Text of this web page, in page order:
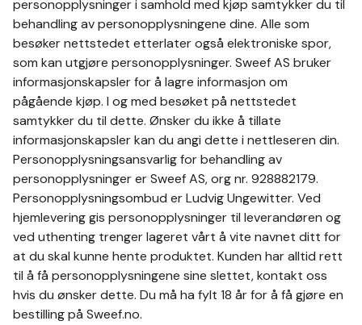
personopplysninger i samhold med kjøp samtykker du til
behandling av personopplysningene dine. Alle som
besøker nettstedet etterlater også elektroniske spor,
som kan utgjøre personopplysninger. Sweef AS bruker
informasjonskapsler for å lagre informasjon om
pågående kjøp. I og med besøket på nettstedet
samtykker du til dette. Ønsker du ikke å tillate
informasjonskapsler kan du angi dette i nettleseren din.
Personopplysningsansvarlig for behandling av
personopplysninger er Sweef AS, org nr. 928882179.
Personopplysningsombud er Ludvig Ungewitter. Ved
hjemlevering gis personopplysninger til leverandøren og
ved uthenting trenger lageret vårt å vite navnet ditt for
at du skal kunne hente produktet. Kunden har alltid rett
til å få personopplysningene sine slettet, kontakt oss
hvis du ønsker dette. Du må ha fylt 18 år for å få gjøre en
bestilling på Sweef.no.